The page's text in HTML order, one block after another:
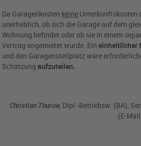
Da Garagenkosten keine Unterkunftskosten
unerheblich, ob sich die Garage auf dem
Wohnung befindet oder ob sie in einem
Vertrag angemietet wurde. Eineinheitlicher
und den Garagenstellplatz wäre
Schätzungaufzuteilen.
Christian Thurow, Dipl.-Betriebsw. (BA),
(E-